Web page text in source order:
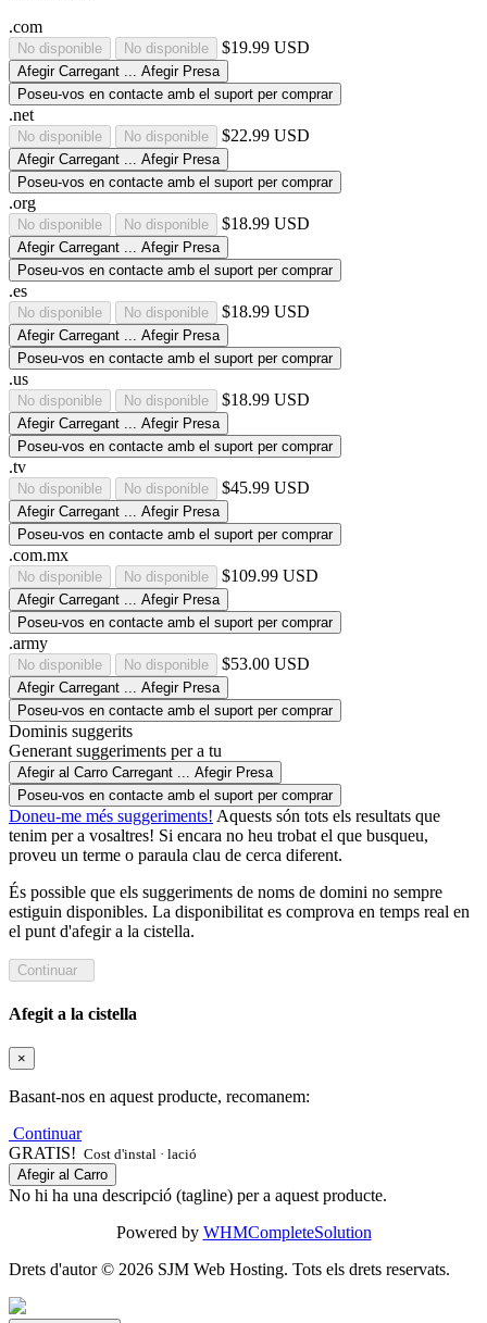
.com
No disponible No disponible $19.99 USD
Afegir Carregant ... Afegir Presa
Poseu-vos en contacte amb el suport per comprar
.net
No disponible No disponible $22.99 USD
Afegir Carregant ... Afegir Presa
Poseu-vos en contacte amb el suport per comprar
.org
No disponible No disponible $18.99 USD
Afegir Carregant ... Afegir Presa
Poseu-vos en contacte amb el suport per comprar
.es
No disponible No disponible $18.99 USD
Afegir Carregant ... Afegir Presa
Poseu-vos en contacte amb el suport per comprar
.us
No disponible No disponible $18.99 USD
Afegir Carregant ... Afegir Presa
Poseu-vos en contacte amb el suport per comprar
.tv
No disponible No disponible $45.99 USD
Afegir Carregant ... Afegir Presa
Poseu-vos en contacte amb el suport per comprar
.com.mx
No disponible No disponible $109.99 USD
Afegir Carregant ... Afegir Presa
Poseu-vos en contacte amb el suport per comprar
.army
No disponible No disponible $53.00 USD
Afegir Carregant ... Afegir Presa
Poseu-vos en contacte amb el suport per comprar
Dominis suggerits
Generant suggeriments per a tu
Afegir al Carro Carregant ... Afegir Presa
Poseu-vos en contacte amb el suport per comprar
Doneu-me més suggeriments! Aquests són tots els resultats que
tenim per a vosaltres! Si encara no heu trobat el que busqueu,
proveu un terme o paraula clau de cerca diferent.
És possible que els suggeriments de noms de domini no sempre
estiguin disponibles. La disponibilitat es comprova en temps real en
el punt d'afegir a la cistella.
Afegit a la cistella
×
Basant-nos en aquest producte, recomanem:
Continuar
GRATIS! Cost d'instal · lació
Afegir al Carro
No hi ha una descripció (tagline) per a aquest producte.
Powered by WHMCompleteSolution
Drets d'autor © 2026 SJM Web Hosting. Tots els drets reservats.